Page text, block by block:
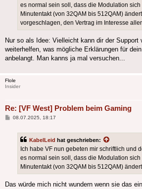
es normal sein soll, dass die Modulation
Minutentakt (von 32QAM bis 512QAM)
vorgeschlagen, den Vertrag im Interesse
Nur so als Idee: Vielleicht kann dir der Support
weiterhelfen, was mögliche Erklärungen für
anbelangt. Man kanns ja mal versuchen...
Flole
Insider
Re: [VF West] Problem beim Gaming
Beitrag
08.07.2025, 18:17
KabelLeid hat geschrieben:
Ich habe VF nun gebeten mir schriftlich und
es normal sein soll, dass die Modulation
Minutentakt (von 32QAM bis 512QAM) ändert.
Das würde mich nicht wundern wenn sie das